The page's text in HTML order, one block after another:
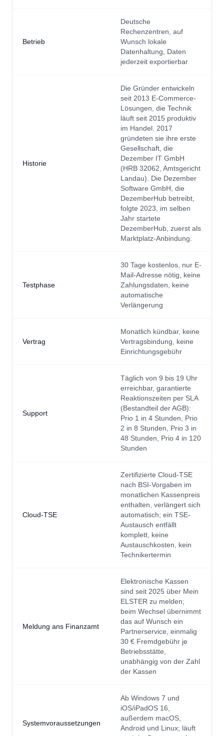
Betrieb
Deutsche
Rechenzentren, auf
Wunsch lokale
Datenhaltung, Daten
jederzeit exportierbar
Historie
Die Gründer entwickeln
seit 2013 E-Commerce-
Lösungen, die Technik
läuft seit 2015 produktiv
im Handel. 2017
gründeten sie ihre erste
Gesellschaft, die
Dezember IT GmbH
(HRB 32062, Amtsgericht
Landau). Die Dezember
Software GmbH, die
DezemberHub betreibt,
folgte 2023, im selben
Jahr startete
DezemberHub, zuerst als
Marktplatz-Anbindung.
Testphase
30 Tage kostenlos, nur E-
Mail-Adresse nötig, keine
Zahlungsdaten, keine
automatische
Verlängerung
Vertrag
Monatlich kündbar, keine
Vertragsbindung, keine
Einrichtungsgebühr
Support
Täglich von 9 bis 19 Uhr
erreichbar, garantierte
Reaktionszeiten per SLA
(Bestandteil der AGB):
Prio 1 in 4 Stunden, Prio
2 in 8 Stunden, Prio 3 in
48 Stunden, Prio 4 in 120
Stunden
Cloud-TSE
Zertifizierte Cloud-TSE
nach BSI-Vorgaben im
monatlichen Kassenpreis
enthalten, verlängert sich
automatisch; ein TSE-
Austausch entfällt
komplett, keine
Austauschkosten, kein
Technikertermin
Meldung ans Finanzamt
Elektronische Kassen
sind seit 2025 über Mein
ELSTER zu melden;
beim Wechsel übernimmt
das auf Wunsch ein
Partnerservice, einmalig
30 € Fremdgebühr je
Betriebsstätte,
unabhängig von der Zahl
der Kassen
Systemvoraussetzungen
Ab Windows 7 und
iOS/iPadOS 16,
außerdem macOS,
Android und Linux; läuft